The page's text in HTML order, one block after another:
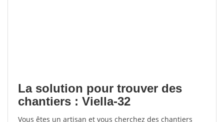
La solution pour trouver des
chantiers : Viella-32
Vous êtes un artisan et vous cherchez des chantiers